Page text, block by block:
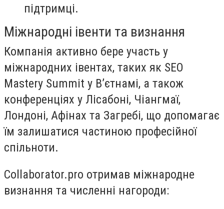
підтримці.
Міжнародні івенти та визнання
Компанія активно бере участь у
міжнародних івентах, таких як SEO
Mastery Summit у В’єтнамі, а також
конференціях у Лісабоні, Чіангмаї,
Лондоні, Афінах та Загребі, що допомагає
їм залишатися частиною професійної
спільноти.
Collaborator.pro отримав міжнародне
визнання та численні нагороди: